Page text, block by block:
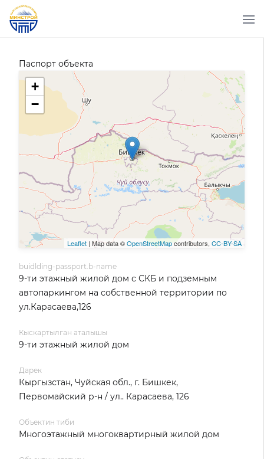
Паспорт объекта
+
−
Leaflet | Map data ©OpenStreetMapcontributors, CC-BY-SA
buidlding-passport.b-name
9-ти этажный жилой дом с СКБ и подземным
автопаркингом на собственной территории по
ул.Карасаева,126
Кыскартылган аталышы
9-ти этажный жилой дом
Дарек
Кыргызстан, Чуйская обл., г. Бишкек,
Первомайский р-н / ул.. Карасаева, 126
Объектин тиби
Многоэтажный многоквартирный жилой дом